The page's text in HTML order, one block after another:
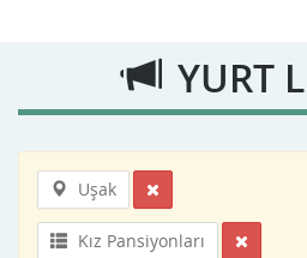
YURT
Uşak
Kız Pansiyonları